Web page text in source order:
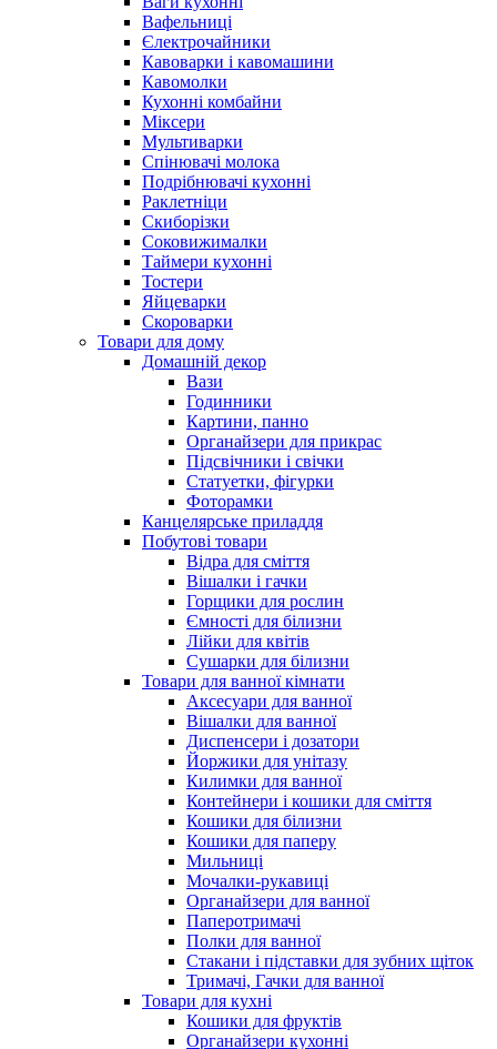
Вафельниці
Єлектрочайники
Кавоварки і кавомашини
Кавомолки
Кухонні комбайни
Міксери
Мультиварки
Спінювачі молока
Подрібнювачі кухонні
Раклетніци
Скиборізки
Соковижималки
Таймери кухонні
Тостери
Яйцеварки
Скороварки
Товари для дому
Домашній декор
Вази
Годинники
Картини, панно
Органайзери для прикрас
Підсвічники і свічки
Статуетки, фігурки
Фоторамки
Канцелярське приладдя
Побутові товари
Відра для сміття
Вішалки і гачки
Горщики для рослин
Ємності для білизни
Лійки для квітів
Сушарки для білизни
Товари для ванної кімнати
Аксесуари для ванної
Вішалки для ванної
Диспенсери і дозатори
Йоржики для унітазу
Килимки для ванної
Контейнери і кошики для сміття
Кошики для білизни
Кошики для паперу
Мильниці
Мочалки-рукавиці
Органайзери для ванної
Паперотримачі
Полки для ванної
Стакани і підставки для зубних щіток
Тримачі, Гачки для ванної
Товари для кухні
Кошики для фруктів
Органайзери кухонні